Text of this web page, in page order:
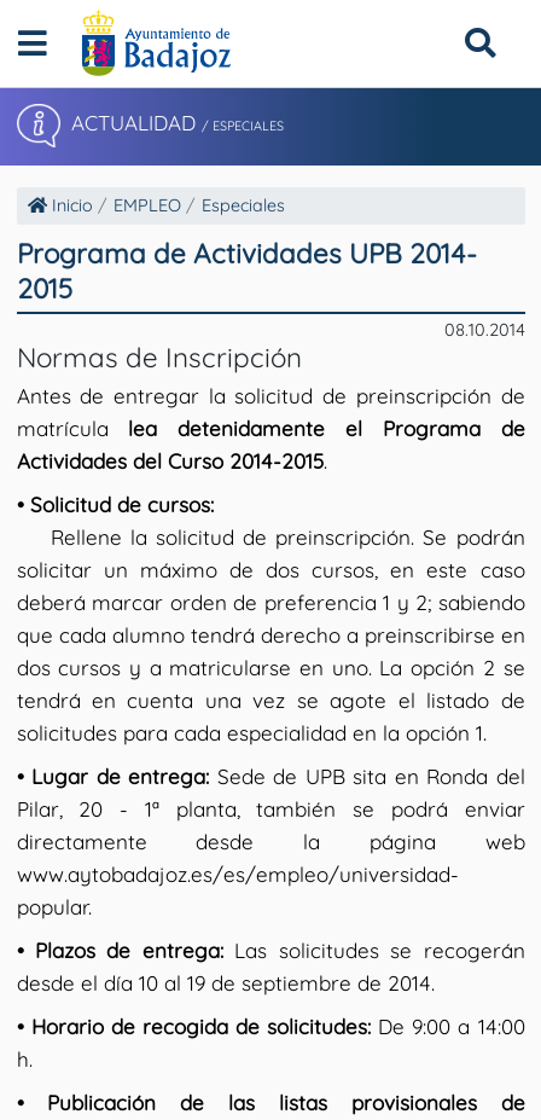
ACTUALIDAD / ESPECIALES
Inicio EMPLEO Especiales
Programa de Actividades UPB 2014-
2015
08.10.2014
Normas de Inscripción
Antes de entregar la solicitud de preinscripción de
matrícula lea detenidamente el Programa de
Actividades del Curso 2014-2015.
• Solicitud de cursos:
Rellene la solicitud de preinscripción. Se podrán
solicitar un máximo de dos cursos, en este caso
deberá marcar orden de preferencia 1 y 2; sabiendo
que cada alumno tendrá derecho a preinscribirse en
dos cursos y a matricularse en uno. La opción 2 se
tendrá en cuenta una vez se agote el listado de
solicitudes para cada especialidad en la opción 1.
• Lugar de entrega: Sede de UPB sita en Ronda del
Pilar, 20 - 1ª planta, también se podrá enviar
directamente desde la página web
www.aytobadajoz.es/es/empleo/universidad-
popular.
• Plazos de entrega:Las solicitudes se recogerán
desde el día 10 al 19 de septiembre de 2014.
• Horario de recogida de solicitudes: De 9:00 a 14:00
h.
• Publicación de las listas provisionales de